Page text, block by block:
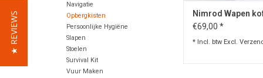
Navigatie
Opbergkisten
Persoonlijke Hygiëne
Slapen
Stoelen
Survival Kit
Vuur Maken
Nimrod Wapen
€69,00 *
* Incl. btw Excl.
★ REVIEWS